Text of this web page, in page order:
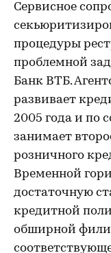
Сервисное
процедуры
проблемной
Банк ВТБ.
развивает
2005 года и по
занимает
розничного
Временной
достаточную
кредитной
обширной